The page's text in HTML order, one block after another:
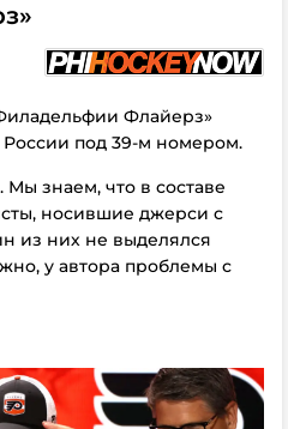
Флайерз»
России под 39-м номером.
знаем, что в составе
носившие джерси с
из них не выделялся
у автора проблемы с